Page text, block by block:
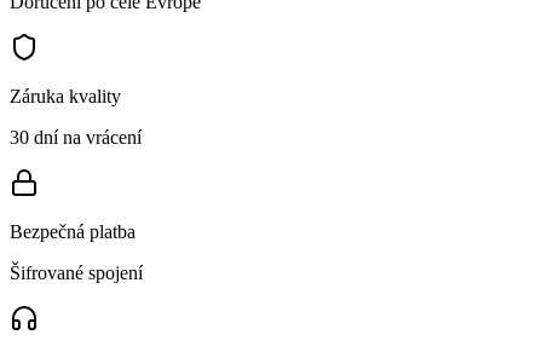
Záruka kvality
30 dní na vrácení
Bezpečná platba
Šifrované spojení